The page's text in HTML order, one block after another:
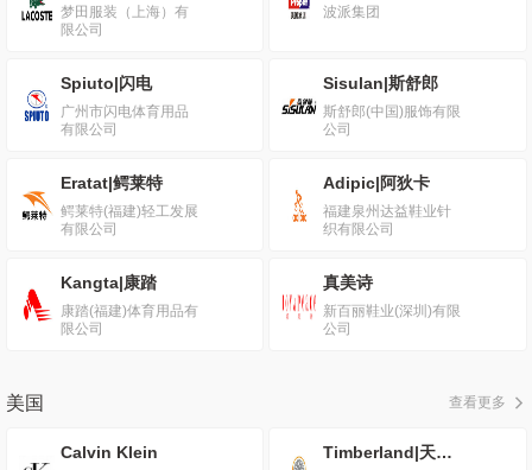
梦田服装（上海）有
限公司
波派集团
Spiuto|闪电
广州市闪电体育用品
有限公司
Sisulan|斯舒郎
斯舒郎(中国)服饰有限
公司
Eratat|鳄莱特
鳄莱特(福建)轻工发展
有限公司
Adipic|阿狄卡
福建泉州达益鞋业针
织有限公司
Kangta|康踏
康踏(福建)体育用品有
限公司
真美诗
新百丽鞋业(深圳)有限
公司
美国 查看更多
Calvin Klein Timberland|天波蓝